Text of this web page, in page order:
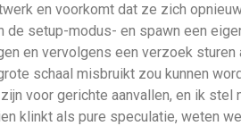
en voorkomt dat ze zich
setup-modus- en spawn een
en vervolgens een verzoek
schaal misbruikt zou kunnen
voor gerichte aanvallen, en ik
klinkt als pure speculatie, weten